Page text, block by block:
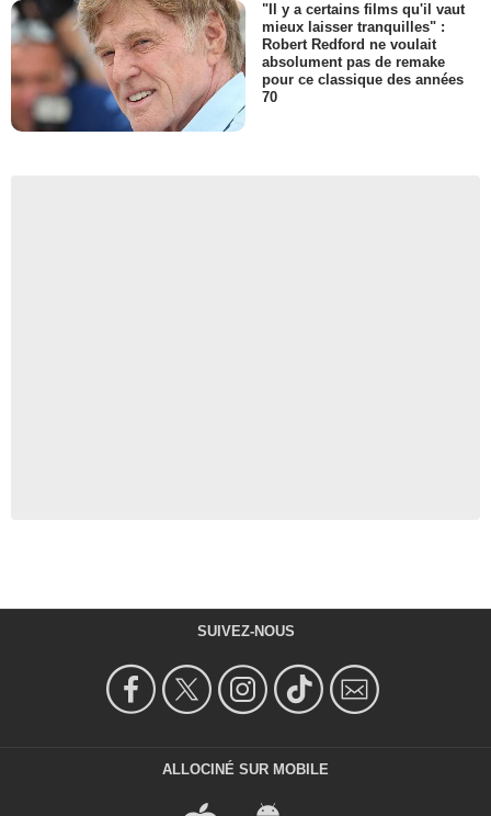
"Il y a certains films qu'il vaut
mieux laisser tranquilles" :
Robert Redford ne voulait
absolument pas de remake
pour ce classique des années
70
SUIVEZ-NOUS
ALLOCINÉ SUR MOBILE